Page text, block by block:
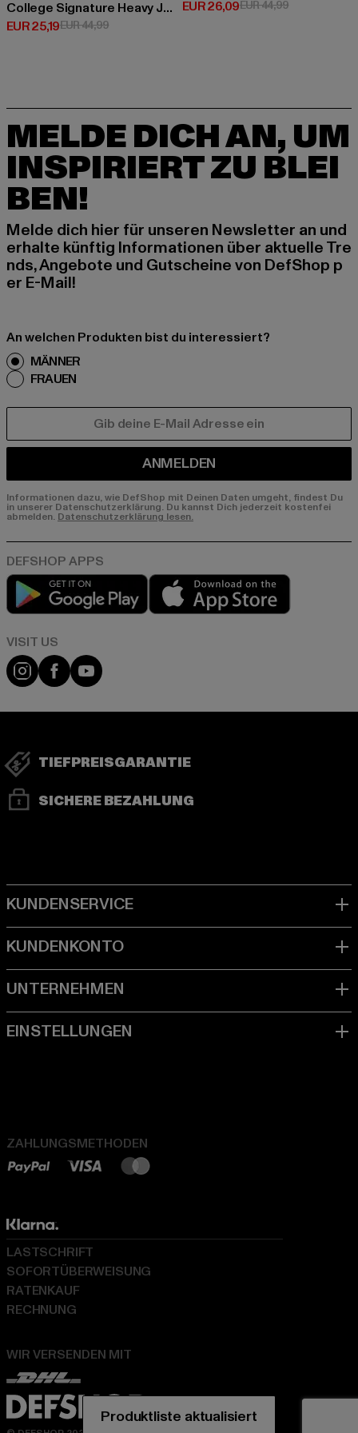
College Signature Heavy Jersey
EUR 25,19
Derzeitiger Preis: EUR 25,19
EUR 44,99Aktionspreis: EUR 44,99
EUR 26,09
Derzeitiger Preis: EUR 26,09
EUR 44,99Aktionspreis:
MELDE DICH AN, UM
INSPIRIERT ZU BLEI
BEN!
Melde dich hier für unseren Newsletter an und
erhalte künftig Informationen über aktuelle Tre
nds, Angebote und Gutscheine von DefShop p
er E-Mail!
An welchen Produkten bist du interessiert?
MÄNNER
FRAUEN
ANMELDEN
Informationen dazu, wie DefShop mit Deinen Daten umgeht, findest Du
in unserer Datenschutzerklärung. Du kannst Dich jederzeit kostenfei
abmelden. Datenschutzerklärung lesen.
Play market
Visit our Instagram page:
Visit our Facebook page:
Visit our YouTube channel:
TIEFPREISGARANTIE
SICHERE BEZAHLUNG
ZAHLUNGSMETHODEN
WIR VERSENDEN MIT
LASTSCHRIFT
SOFORTÜBERWEISUNG
RATENKAUF
RECHNUNG